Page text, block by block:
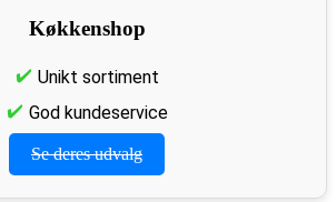
Køkkenshop
Unikt sortiment
God kundeservice
Se deres udvalg